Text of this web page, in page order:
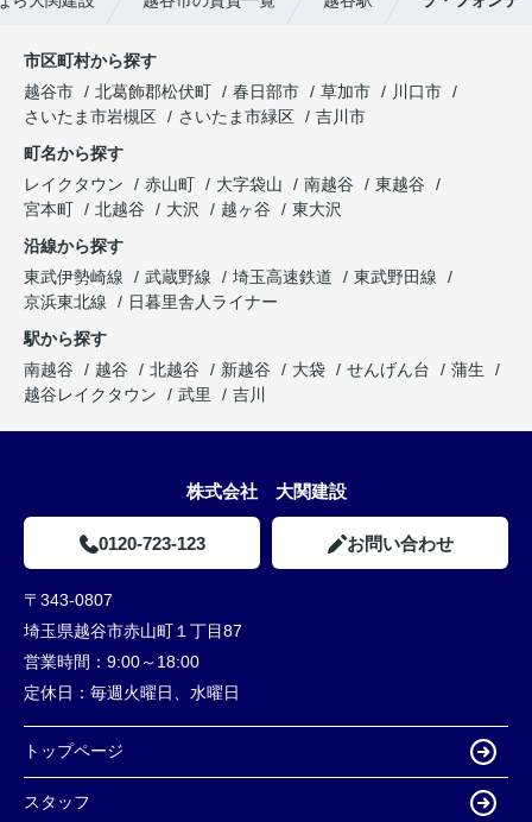
市区町村から探す
越谷市
北葛飾郡松伏町 春日部市 草加市
川口市
さいたま市岩槻区
さいたま市緑区
吉川市
町名から探す
レイクタウン
赤山町 大字袋山 南越谷
東越谷
宮本町
北越谷 大沢 越ヶ谷
東大沢
沿線から探す
東武伊勢崎線
武蔵野線 埼玉高速鉄道
東武野田線
京浜東北線
日暮里舎人ライナー
駅から探す
南越谷
越谷 北越谷 新越谷 大袋 せんげん台
蒲生
越谷レイクタウン
武里 吉川
株式会社 大関建設
0120-723-123 お問い合わせ
〒343-0807
埼玉県越谷市赤山町１丁目87
営業時間： 9:00～18:00
定休日： 毎週火曜日、水曜日
トップページ
スタッフ